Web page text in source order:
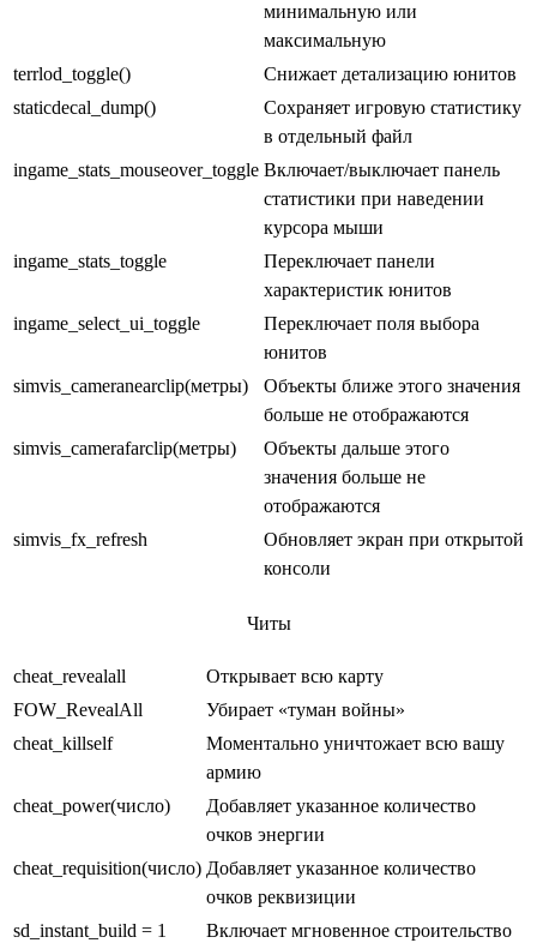
минимальную или
максимальную
terrlod_toggle()
Снижает детализацию юнитов
staticdecal_dump()
Сохраняет игровую статистику
в отдельный файл
ingame_stats_mouseover_toggle Включает/выключает панель
статистики при наведении
курсора мыши
ingame_stats_toggle
Переключает панели
характеристик юнитов
ingame_select_ui_toggle
Переключает поля выбора
юнитов
simvis_cameranearclip(метры)
Объекты ближе этого значения
больше не отображаются
simvis_camerafarclip(метры)
Объекты дальше этого
значения больше не
отображаются
simvis_fx_refresh
Обновляет экран при открытой
консоли
Читы
cheat_revealall
Открывает всю карту
FOW_RevealAll
Убирает «туман войны»
cheat_killself
Моментально уничтожает всю вашу
армию
cheat_power(число)
Добавляет указанное количество
очков энергии
cheat_requisition(число) Добавляет указанное количество
очков реквизиции
sd_instant_build = 1
Включает мгновенное строительство